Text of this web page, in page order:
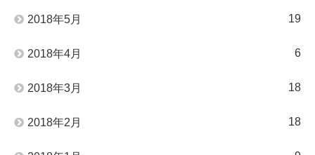
2018年5月 19
2018年4月 6
2018年3月 18
2018年2月 18